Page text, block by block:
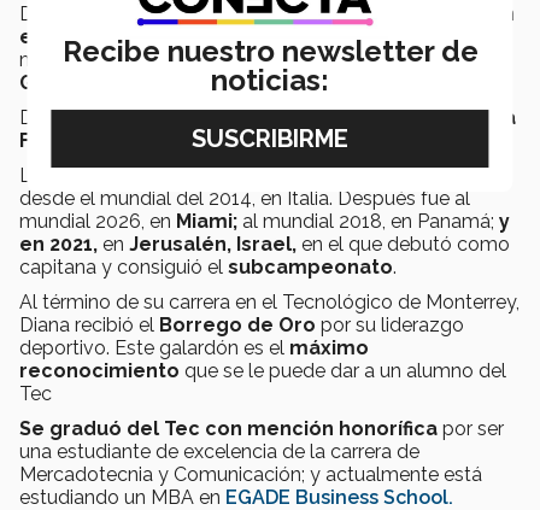
Diana Flores, considerada como la mejor jugadora en
el mundo
de tochito femenil, condujo a la selección
mexicana este a ganar la medalla de oro enThe World
Games 2022
ante Estados Unidos, en
De igual forma, Diana llevó este año aBorregos Santa
Fe
tricampeonatoen la categoría de primera fuerza.
La estrella mundial del tochito ha sido seleccionada
desde el mundial del 2014, en Italia. Después fue al
mundial 2026, en Miami; al mundial 2018, en Panamá; y
en 2021, en Jerusalén, Israel, en el que debutó como
capitana y consiguió el subcampeonato.
Al término de su carrera en el Tecnológico de Monterrey,
Diana recibió el Borrego de Oro por su liderazgo
deportivo. Este galardón es el máximo
reconocimiento que se le puede dar a un alumno del
Tec
Se graduó del Tec con mención honorífica por ser
una estudiante de excelencia de la carrera de
Mercadotecnia y Comunicación; y actualmente está
estudiando un MBA en EGADE Business School.
Recibe nuestro newsletter de
noticias: